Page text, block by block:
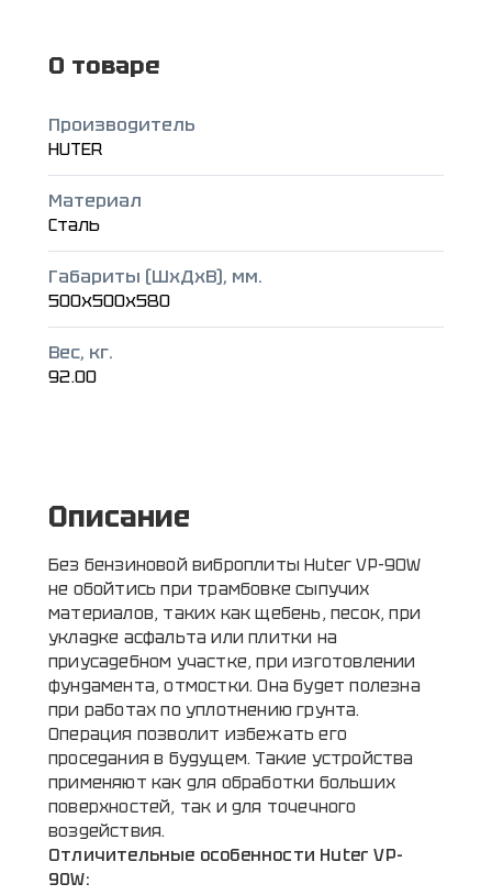
О товаре
Производитель
HUTER
Материал
Сталь
Габариты (ШxДxВ), мм.
500x500x580
Вес, кг.
92.00
Описание
Без бензиновой виброплиты Huter VP-90W
не обойтись при трамбовке сыпучих
материалов, таких как щебень, песок, при
укладке асфальта или плитки на
приусадебном участке, при изготовлении
фундамента, отмостки. Она будет полезна
при работах по уплотнению грунта.
Операция позволит избежать его
проседания в будущем. Такие устройства
применяют как для обработки больших
поверхностей, так и для точечного
воздействия.
Отличительные особенности Huter VP-
90W: